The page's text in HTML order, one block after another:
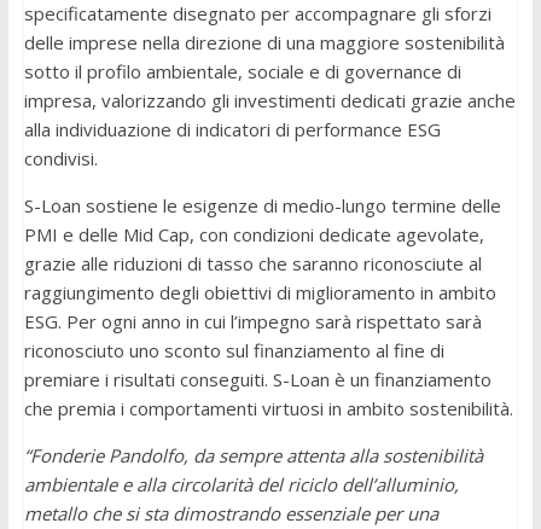
specificatamente disegnato per accompagnare gli sforzi
delle imprese nella direzione di una maggiore sostenibilità
sotto il profilo ambientale, sociale e di governance di
impresa, valorizzando gli investimenti dedicati grazie anche
alla individuazione di indicatori di performance ESG
condivisi.
S-Loan sostiene le esigenze di medio-lungo termine delle
PMI e delle Mid Cap, con condizioni dedicate agevolate,
grazie alle riduzioni di tasso che saranno riconosciute al
raggiungimento degli obiettivi di miglioramento in ambito
ESG. Per ogni anno in cui l’impegno sarà rispettato sarà
riconosciuto uno sconto sul finanziamento al fine di
premiare i risultati conseguiti. S-Loan è un finanziamento
che premia i comportamenti virtuosi in ambito sostenibilità.
“Fonderie Pandolfo, da sempre attenta alla sostenibilità
ambientale e alla circolarità del riciclo dell’alluminio,
metallo che si sta dimostrando essenziale per una